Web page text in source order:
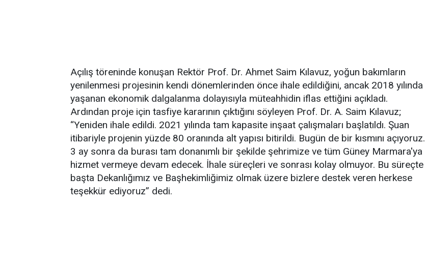
Açılış töreninde konuşan Rektör Prof. Dr. Ahmet Saim Kılavuz, yoğun bakımların
yenilenmesi projesinin kendi dönemlerinden önce ihale edildiğini, ancak 2018 yılında
yaşanan ekonomik dalgalanma dolayısıyla müteahhidin iflas ettiğini açıkladı.
Ardından proje için tasfiye kararının çıktığını söyleyen Prof. Dr. A. Saim Kılavuz;
“Yeniden ihale edildi. 2021 yılında tam kapasite inşaat çalışmaları başlatıldı. Şuan
itibariyle projenin yüzde 80 oranında alt yapısı bitirildi. Bugün de bir kısmını açıyoruz.
3 ay sonra da burası tam donanımlı bir şekilde şehrimize ve tüm Güney Marmara'ya
hizmet vermeye devam edecek. İhale süreçleri ve sonrası kolay olmuyor. Bu süreçte
başta Dekanlığımız ve Başhekimliğimiz olmak üzere bizlere destek veren herkese
teşekkür ediyoruz” dedi.